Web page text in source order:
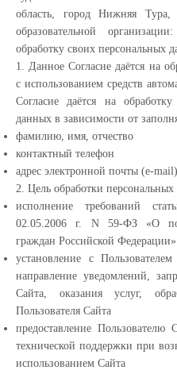
область, город Нижняя
образовательной
обработку своих персональных
1. Данное Согласие даётся на
с использованием средств
Согласие даётся на
данных в зависимости от
фамилию, имя, отчество
контактный телефон
адрес электронной почты (e-mail)
2. Цель обработки
исполнение требований
02.05.2006 г. N 59-ФЗ «О
граждан Российской Федерации»
установление с
направление уведомлений,
Сайта, оказания услуг,
Пользователя Сайта
предоставление
технической поддержки при
использованием Сайта